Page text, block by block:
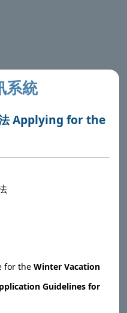
系統
法 Applying for the
for theWinter Vacation
Guidelines for